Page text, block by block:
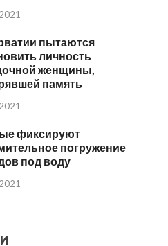
пытаются
личность
женщины,
память
фиксируют
погружение
под воду